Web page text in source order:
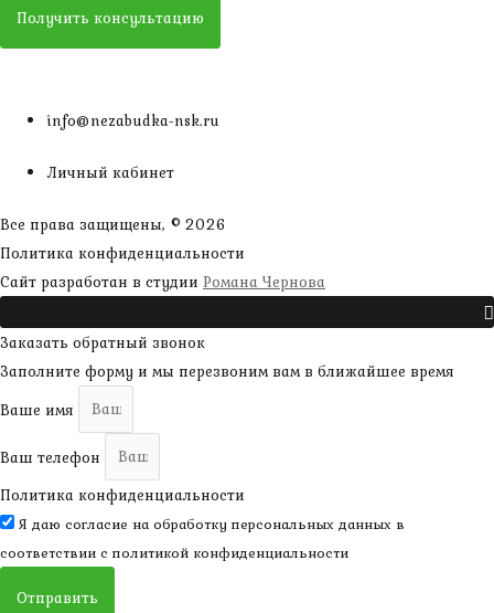
Получить консультацию
info@nezabudka-nsk.ru
Личный кабинет
Все права защищены, © 2026
Политика конфиденциальности
Сайт разработан в студии Романа Чернова
Заказать обратный звонок
Заполните форму и мы перезвоним вам в ближайшее время
Ваше имя
Ваш телефон
Политика конфиденциальности
Я даю согласие на обработку персональных данных в
соответствии с политикой конфиденциальности
Отправить